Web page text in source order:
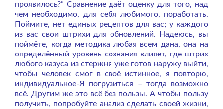
проявилось?” Сравнение даёт оценку для того, над
чем необходимо, для себя любимого, поработать.
Поймите, нет единых рецептов для вас; у каждого
из вас свои штрихи для обновлений. Надеюсь, вы
поймёте, когда методика любая всем дана, она на
определённый уровень сознания влияет, где штрих
любого казуса из стержня уже готов наружу выйти,
чтобы человек смог в своё истинное, я повторю,
индивидуальное-Я погрузиться – тогда возможно
всё. Другим же это всё без пользы. А чтобы пользу
получить, попробуйте анализ сделать своей жизни,